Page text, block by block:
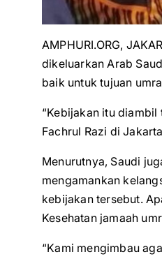
AMPHURI.ORG,
dikeluarkan Arab
baik untuk tujuan
“Kebijakan itu
Fachrul Razi di
Menurutnya, Saudi
mengamankan
kebijakan tersebut.
Kesehatan jamaah
“Kami mengimbau